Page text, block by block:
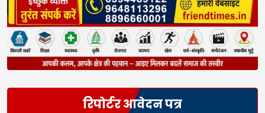
रिपोर्टर आवेदन पत्र